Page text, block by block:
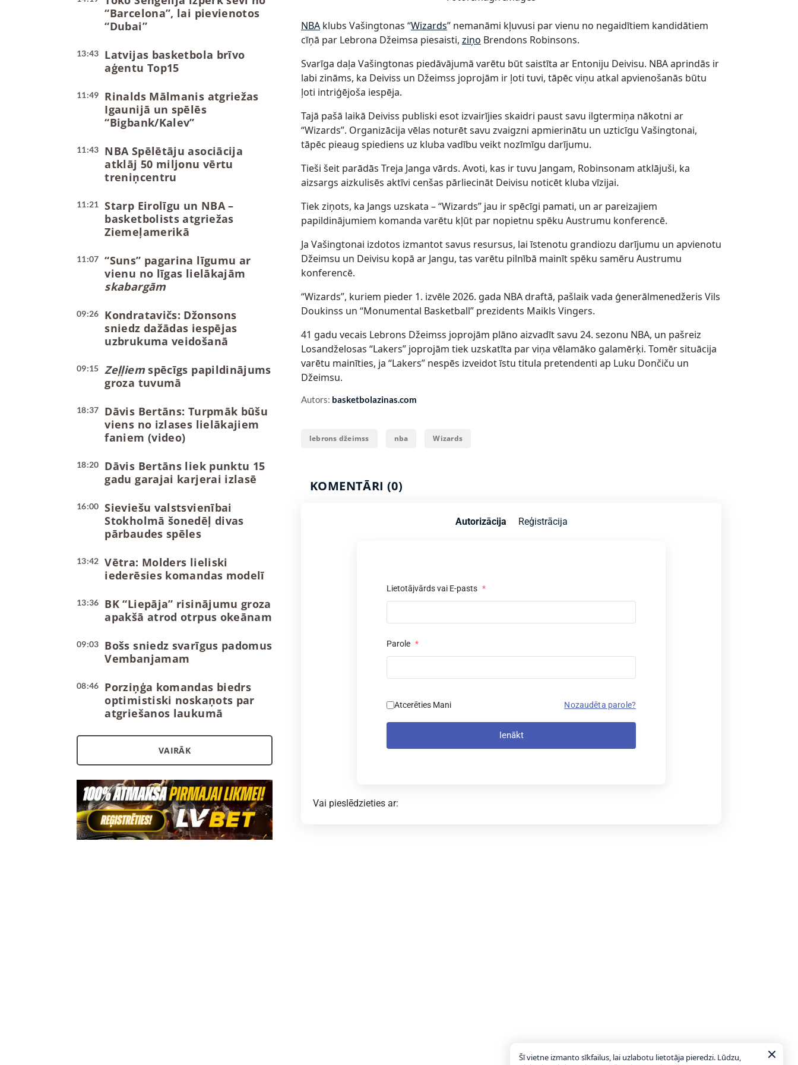
“Barcelona”, lai pievienotos
“Dubai”
13:43
Latvijas basketbola brīvo
aģentu Top15
11:49
Rinalds Mālmanis atgriežas
Igaunijā un spēlēs
“Bigbank/Kalev”
11:43
NBA Spēlētāju asociācija
atklāj 50 miljonu vērtu
treniņcentru
11:21
Starp Eirolīgu un NBA –
basketbolists atgriežas
Ziemeļamerikā
11:07
“Suns” pagarina līgumu ar
vienu no līgas lielākajām
skabargām
09:26
Kondratavičs: Džonsons
sniedz dažādas iespējas
uzbrukuma veidošanā
09:15 Zeļļiemspēcīgs papildinājums
groza tuvumā
18:37
Dāvis Bertāns: Turpmāk būšu
viens no izlases lielākajiem
faniem (video)
18:20
Dāvis Bertāns liek punktu 15
gadu garajai karjerai izlasē
16:00
Sieviešu valstsvienībai
Stokholmā šonedēļ divas
pārbaudes spēles
13:42
Vētra: Molders lieliski
iederēsies komandas modelī
13:36
BK “Liepāja” risinājumu groza
apakšā atrod otrpus okeānam
09:03
Bošs sniedz svarīgus padomus
Vembanjamam
08:46
Porziņģa komandas biedrs
optimistiski noskaņots par
atgriešanos laukumā
VAIRĀK
NBA klubs Vašingtonas “Wizards” nemanāmi kļuvusi par vienu no negaidītiem kandidātiem
cīņā par Lebrona Džeimsa piesaisti, ziņo Brendons Robinsons.
Svarīga daļa Vašingtonas piedāvājumā varētu būt saistīta ar Entoniju Deivisu. NBA aprindās ir
labi zināms, ka Deiviss un Džeimss joprojām ir ļoti tuvi, tāpēc viņu atkal apvienošanās būtu
ļoti intriģējoša iespēja.
Tajā pašā laikā Deiviss publiski esot izvairījies skaidri paust savu ilgtermiņa nākotni ar
“Wizards”. Organizācija vēlas noturēt savu zvaigzni apmierinātu un uzticīgu Vašingtonai,
tāpēc pieaug spiediens uz kluba vadību veikt nozīmīgu darījumu.
Tieši šeit parādās Treja Janga vārds. Avoti, kas ir tuvu Jangam, Robinsonam atklājuši, ka
aizsargs aizkulisēs aktīvi cenšas pārliecināt Deivisu noticēt kluba vīzijai.
Tiek ziņots, ka Jangs uzskata – “Wizards” jau ir spēcīgi pamati, un ar pareizajiem
papildinājumiem komanda varētu kļūt par nopietnu spēku Austrumu konferencē.
Ja Vašingtonai izdotos izmantot savus resursus, lai īstenotu grandiozu darījumu un apvienotu
Džeimsu un Deivisu kopā ar Jangu, tas varētu pilnībā mainīt spēku samēru Austrumu
konferencē.
“Wizards”, kuriem pieder 1. izvēle 2026. gada NBA draftā, pašlaik vada ģenerālmenedžeris Vils
Doukinss un “Monumental Basketball” prezidents Maikls Vingers.
41 gadu vecais Lebrons Džeimss joprojām plāno aizvadīt savu 24. sezonu NBA, un pašreiz
Losandželosas “Lakers” joprojām tiek uzskatīta par viņa vēlamāko galamērķi. Tomēr situācija
varētu mainīties, ja “Lakers” nespēs izveidot īstu titula pretendenti ap Luku Dončiču un
Džeimsu.
Autors: basketbolazinas.com
lebrons džeimss nba Wizards
KOMENTĀRI (0)
Autorizācija Reģistrācija
Lietotājvārds vai E-pasts *
Parole *
Atcerēties Mani Nozaudēta parole?
Ienākt
Vai pieslēdzieties ar:
Šī vietne izmanto sīkfailus, lai uzlabotu lietotāja pieredzi. Lūdzu,